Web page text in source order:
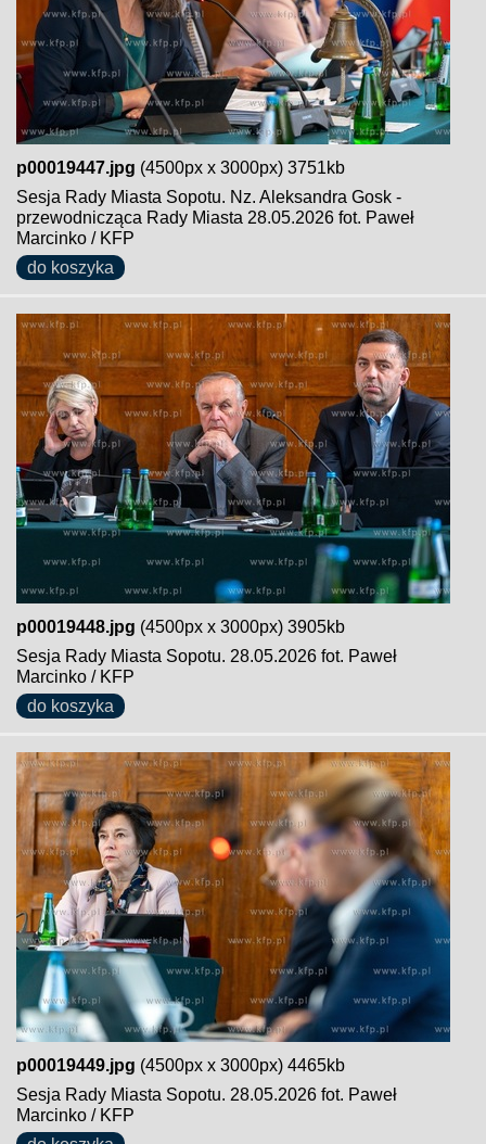
p00019447.jpg (4500px x 3000px) 3751kb
Sesja Rady Miasta Sopotu. Nz. Aleksandra Gosk -
przewodnicząca Rady Miasta 28.05.2026 fot. Paweł
Marcinko / KFP
do koszyka
p00019448.jpg (4500px x 3000px) 3905kb
Sesja Rady Miasta Sopotu. 28.05.2026 fot. Paweł
Marcinko / KFP
do koszyka
p00019449.jpg (4500px x 3000px) 4465kb
Sesja Rady Miasta Sopotu. 28.05.2026 fot. Paweł
Marcinko / KFP